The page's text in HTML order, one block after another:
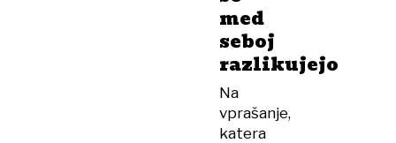
med
seboj
razlikujejo
Na
vprašanje,
katera